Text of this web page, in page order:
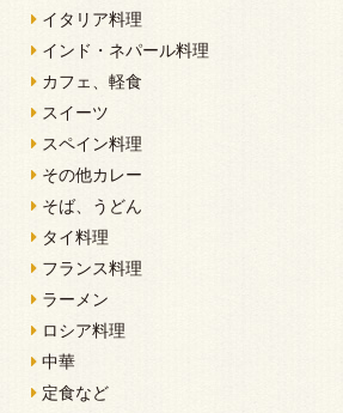
イタリア料理
インド・ネパール料理
カフェ、軽食
スイーツ
スペイン料理
その他カレー
そば、うどん
タイ料理
フランス料理
ラーメン
ロシア料理
中華
定食など